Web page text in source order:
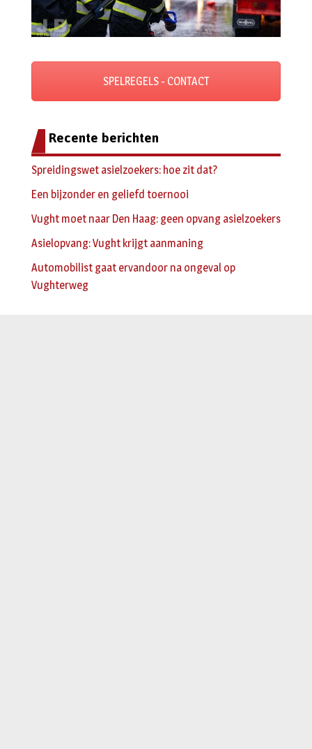
SPELREGELS - CONTACT
Recente berichten
Spreidingswet asielzoekers: hoe zit dat?
Een bijzonder en geliefd toernooi
Vught moet naar Den Haag: geen opvang asielzoekers
Asielopvang: Vught krijgt aanmaning
Automobilist gaat ervandoor na ongeval op
Vughterweg